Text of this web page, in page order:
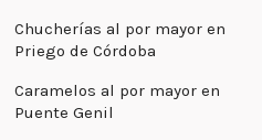
Chucherías al por mayor en
Priego de Córdoba
Caramelos al por mayor en
Puente Genil